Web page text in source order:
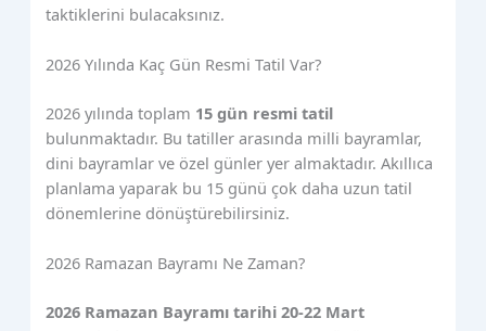
taktiklerini bulacaksınız.
2026 Yılında Kaç Gün Resmi Tatil Var?
2026 yılında toplam 15 gün resmi tatil
bulunmaktadır. Bu tatiller arasında milli bayramlar,
dini bayramlar ve özel günler yer almaktadır. Akıllıca
planlama yaparak bu 15 günü çok daha uzun tatil
dönemlerine dönüştürebilirsiniz.
2026 Ramazan Bayramı Ne Zaman?
2026 Ramazan Bayramı tarihi 20-22 Mart